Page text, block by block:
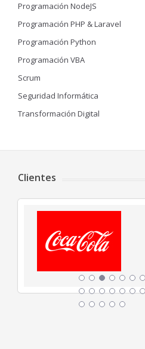
Programación NodeJS
Programación PHP & Laravel
Programación Python
Programación VBA
Scrum
Seguridad Informática
Transformación Digital
Clientes